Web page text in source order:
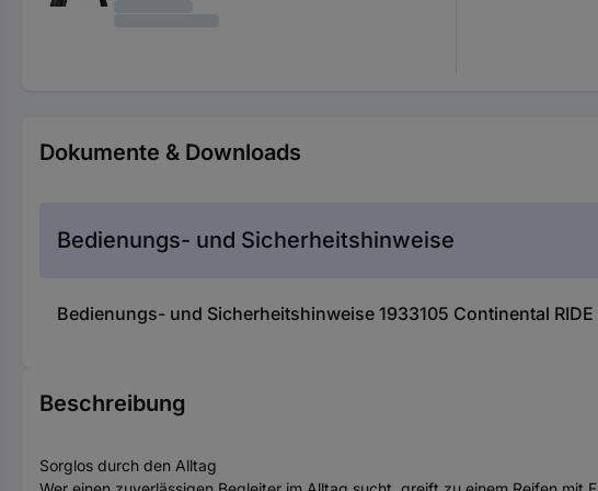
Dokumente & Downloads
Bedienungs- und Sicherheitshinweise
Bedienungs- und Sicherheitshinweise 1933105 Continental
Beschreibung
Sorglos durch den Alltag